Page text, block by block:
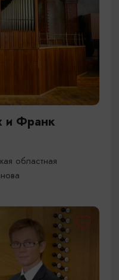
и Франк
областная